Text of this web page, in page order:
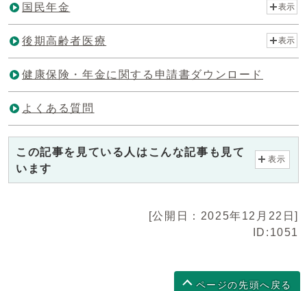
国民年金 表示
後期高齢者医療 表示
健康保険・年金に関する申請書ダウンロード
よくある質問
この記事を見ている人はこんな記事も見て
います
表示
[公開日：2025年12月22日]
ID:1051
ページの先頭へ戻る